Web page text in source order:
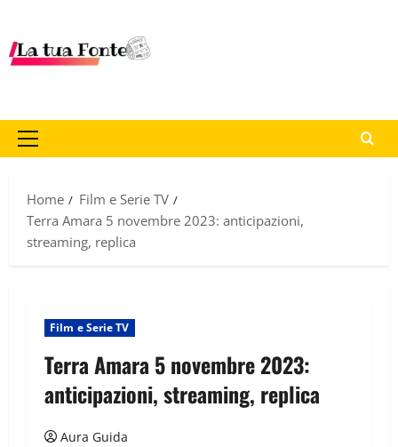
Home
Film e Serie TV
Terra Amara 5 novembre 2023: anticipazioni,
streaming, replica
Film e Serie TV
Terra Amara 5 novembre 2023:
anticipazioni, streaming, replica
Aura Guida